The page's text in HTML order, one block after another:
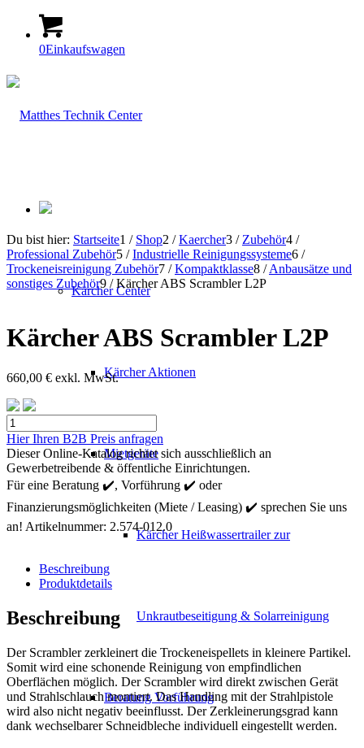
0Einkaufswagen
Kärcher Center
Kärcher Aktionen
Mietgeräte
Kärcher Heißwassertrailer zur
Unkrautbeseitigung & Solarreinigung
Beratung Vorführung
Du bist hier: Startseite1 / Shop2 / Kaercher3 / Zubehör4 /
Professional Zubehör5 / Industrielle Reinigungssysteme6 /
Trockeneisreinigung Zubehör7 / Kompaktklasse8 / Anbausätze und
sonstiges Zubehör9 / Kärcher ABS Scrambler L2P
Kärcher ABS Scrambler L2P
660,00 € exkl. MwSt.
Kärcher
ABS
Scrambler
L2P
Menge
Hier Ihren B2B Preis anfragen
Dieser Online-Katalog richtet sich ausschließlich an
Gewerbetreibende & öffentliche Einrichtungen.
Für eine Beratung ✔️, Vorführung ✔️ oder
Finanzierungsmöglichkeiten (Miete / Leasing) ✔️ sprechen Sie uns
an! Artikelnummer: 2.574-012.0
Beschreibung
Produktdetails
Beschreibung
Der Scrambler zerkleinert die Trockeneispellets in kleinere Partikel.
Somit wird eine schonende Reinigung von empfindlichen
Oberflächen möglich. Der Scrambler wird direkt zwischen Gerät
und Strahlschlauch montiert. Das Handling mit der Strahlpistole
wird also nicht negativ beeinflusst. Der Zerkleinerungsgrad kann
dank wechselbarer Schneidbleche individuell eingestellt werden.